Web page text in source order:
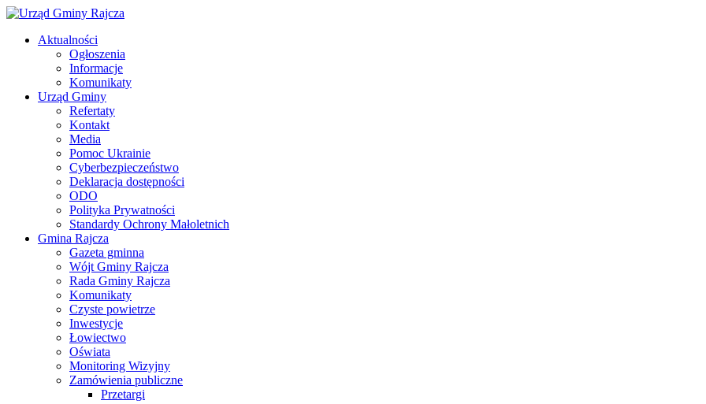
Aktualności
Ogłoszenia
Informacje
Komunikaty
Urząd Gminy
Refertaty
Kontakt
Media
Pomoc Ukrainie
Cyberbezpieczeństwo
Deklaracja dostępności
ODO
Polityka Prywatności
Standardy Ochrony Małoletnich
Gmina Rajcza
Gazeta gminna
Wójt Gminy Rajcza
Rada Gminy Rajcza
Komunikaty
Czyste powietrze
Inwestycje
Łowiectwo
Oświata
Monitoring Wizyjny
Zamówienia publiczne
Przetargi